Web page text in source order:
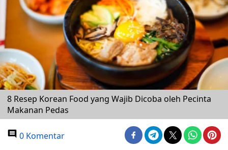
8 Resep Korean Food yang Wajib Dicoba oleh Pecinta
Makanan Pedas
0 Komentar